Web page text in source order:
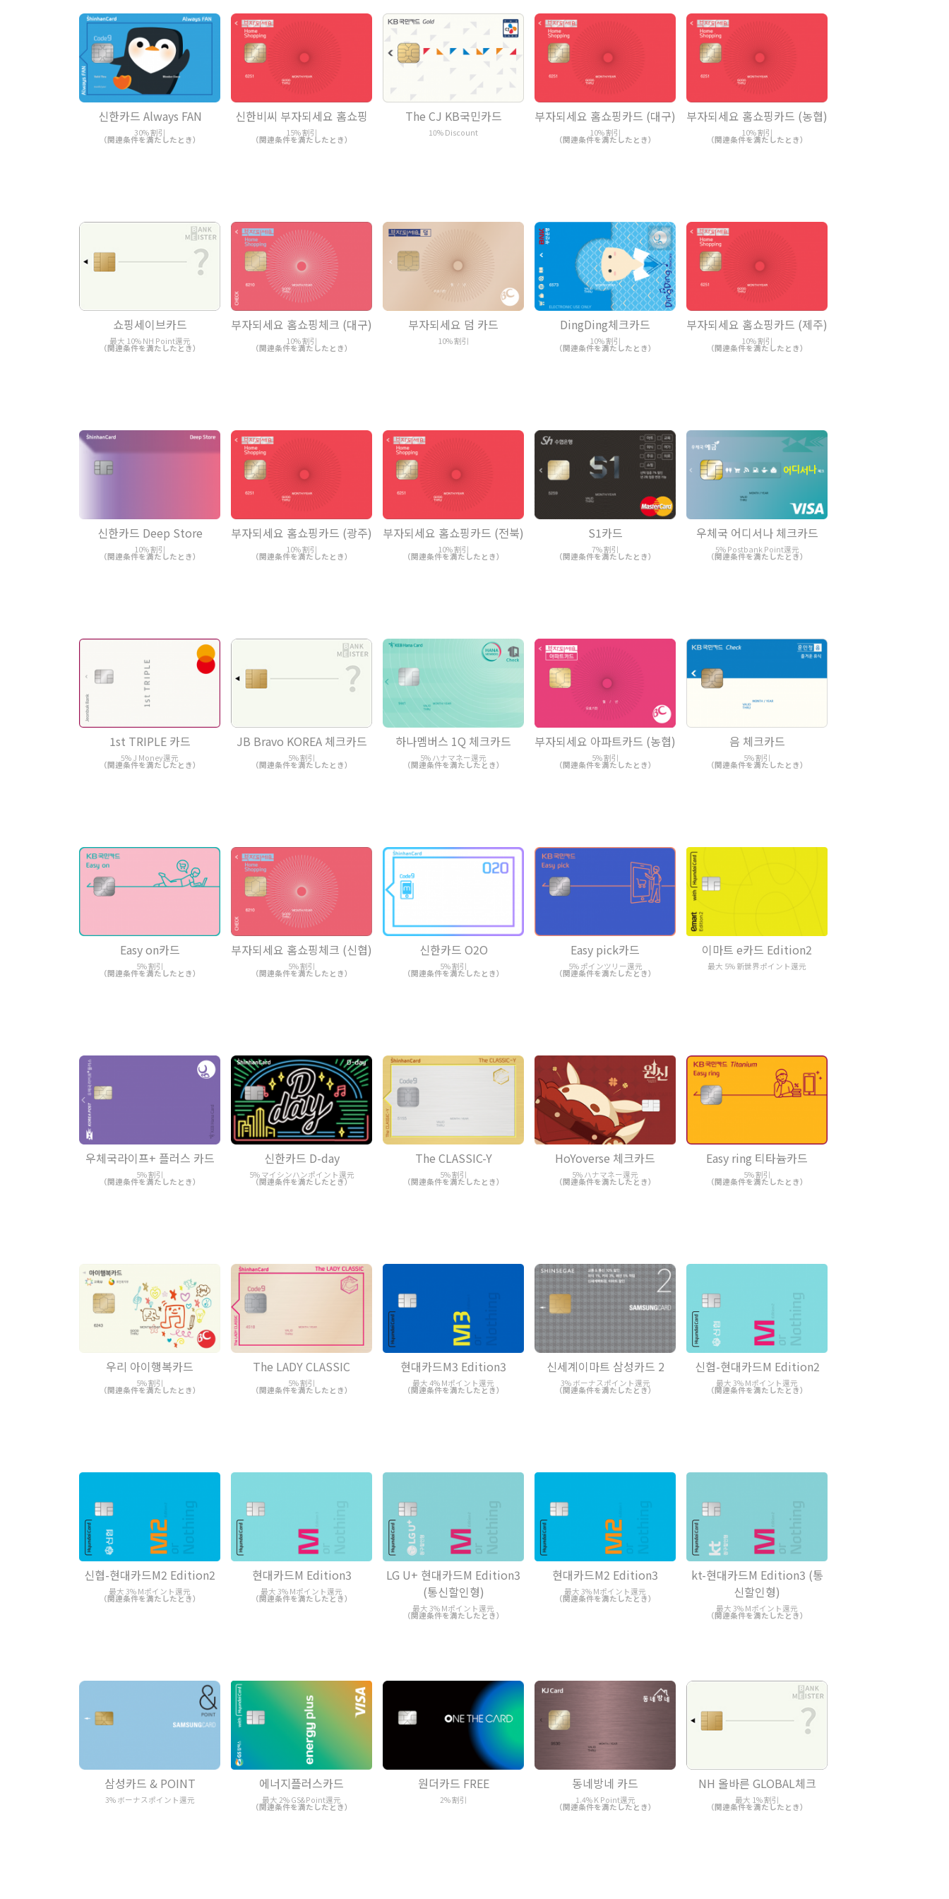
신한카드 Always FAN
30% 割引
（関連条件を満たしたとき）
신한비씨 부자되세요 홈쇼핑
15% 割引
（関連条件を満たしたとき）
The CJ KB국민카드
10% Discount
부자되세요 홈쇼핑카드 (대구)
10% 割引
（関連条件を満たしたとき）
부자되세요 홈쇼핑카드 (농협)
10% 割引
（関連条件を満たしたとき）
쇼핑세이브카드
最大 10% NH Point還元
（関連条件を満たしたとき）
부자되세요 홈쇼핑체크 (대구)
10% 割引
（関連条件を満たしたとき）
부자되세요 덤 카드
10% 割引
DingDing체크카드
10% 割引
（関連条件を満たしたとき）
부자되세요 홈쇼핑카드 (제주)
10% 割引
（関連条件を満たしたとき）
신한카드 Deep Store
10% 割引
（関連条件を満たしたとき）
부자되세요 홈쇼핑카드 (광주)
10% 割引
（関連条件を満たしたとき）
부자되세요 홈쇼핑카드 (전북)
10% 割引
（関連条件を満たしたとき）
S1카드
7% 割引
（関連条件を満たしたとき）
우체국 어디서나 체크카드
5% Postbank Point還元
（関連条件を満たしたとき）
1st TRIPLE 카드
5% J Money還元
（関連条件を満たしたとき）
JB Bravo KOREA 체크카드
5% 割引
（関連条件を満たしたとき）
하나멤버스 1Q 체크카드
5% ハナマネー還元
（関連条件を満たしたとき）
부자되세요 아파트카드 (농협)
5% 割引
（関連条件を満たしたとき）
음 체크카드
5% 割引
（関連条件を満たしたとき）
Easy on카드
5% 割引
（関連条件を満たしたとき）
부자되세요 홈쇼핑체크 (신협)
5% 割引
（関連条件を満たしたとき）
신한카드 O2O
5% 割引
（関連条件を満たしたとき）
Easy pick카드
5% ポインツリー還元
（関連条件を満たしたとき）
이마트 e카드 Edition2
最大 5% 新世界ポイント還元
우체국라이프+ 플러스 카드
5% 割引
（関連条件を満たしたとき）
신한카드 D-day
5% マイシンハンポイント還元
（関連条件を満たしたとき）
The CLASSIC-Y
5% 割引
（関連条件を満たしたとき）
HoYoverse 체크카드
5% ハナマネー還元
（関連条件を満たしたとき）
Easy ring 티타늄카드
5% 割引
（関連条件を満たしたとき）
우리 아이행복카드
5% 割引
（関連条件を満たしたとき）
The LADY CLASSIC
5% 割引
（関連条件を満たしたとき）
현대카드M3 Edition3
最大 4% Mポイント還元
（関連条件を満たしたとき）
신세계이마트 삼성카드 2
3% ボーナスポイント還元
（関連条件を満たしたとき）
신협-현대카드M Edition2
最大 3% Mポイント還元
（関連条件を満たしたとき）
신협-현대카드M2 Edition2
最大 3% Mポイント還元
（関連条件を満たしたとき）
현대카드M Edition3
最大 3% Mポイント還元
（関連条件を満たしたとき）
LG U+ 현대카드M Edition3
(통신할인형)
最大 3% Mポイント還元
（関連条件を満たしたとき）
현대카드M2 Edition3
最大 3% Mポイント還元
（関連条件を満たしたとき）
kt-현대카드M Edition3 (통
신할인형)
最大 3% Mポイント還元
（関連条件を満たしたとき）
삼성카드 & POINT
3% ボーナスポイント還元
에너지플러스카드
最大 2% GS&Point還元
（関連条件を満たしたとき）
원더카드 FREE
2% 割引
동네방네 카드
1.4% K Point還元
（関連条件を満たしたとき）
NH 올바른 GLOBAL체크
最大 1% 割引
（関連条件を満たしたとき）